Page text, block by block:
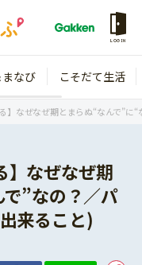
LOGIN
なび こそだて生活
】なぜなぜ期とまらぬ“なんで”
】なぜなぜ期
”なの？／パ
来ること)